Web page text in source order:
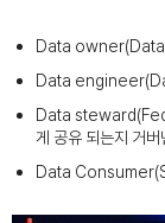
Data owner(Data
Data
Data
게 공유 되는지 거
Data